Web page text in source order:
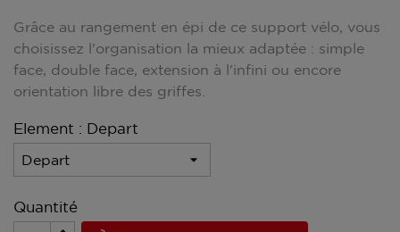
Grâce au rangement en épi de ce support vélo, vous
choisissez l'organisation la mieux adaptée : simple
face, double face, extension à l'infini ou encore
orientation libre des griffes.
Element : Depart
Quantité